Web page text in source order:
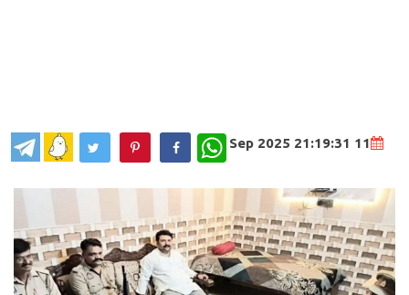
11 Sep 2025 21:19:31
WhatsApp